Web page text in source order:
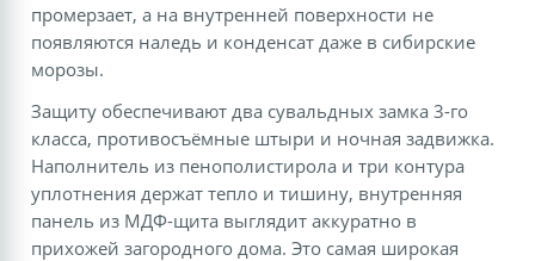
промерзает, а на внутренней поверхности не
появляются наледь и конденсат даже в сибирские
морозы.
Защиту обеспечивают два сувальдных замка 3-го
класса, противосъёмные штыри и ночная задвижка.
Наполнитель из пенополистирола и три контура
уплотнения держат тепло и тишину, внутренняя
панель из МДФ-щита выглядит аккуратно в
прихожей загородного дома. Это самая широкая